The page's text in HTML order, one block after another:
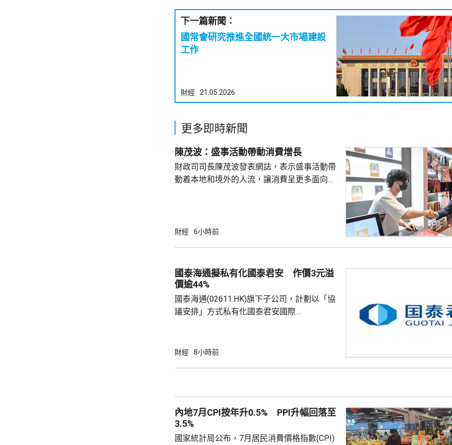
下一篇新聞：
國常會研究推進全國統一大市場建設
工作
財經 21.05.2026
更多即時新聞
陳茂波：盛事活動帶動消費增長
財政司司長陳茂波發表網誌，表示盛事活動帶
動着本地和境外的人流，讓消費呈更多面向的
億元，有啟德附近的食肆指期間的生意增長了
示，今年上半年，約有175萬旅客參與超過
130項盛事活動，為香港帶來約58億...
財經 6小時前
國泰海通擬私有化國泰君安 作價3元溢
價逾44%
國泰海通(02611.HK)旗下子公司，計劃以「協
議安排」方式私有化國泰君安國際
部剩餘普通股，以實現後者私有化退市。同
控持股約73.9%。按此計算，收購剩餘股權所
需對價約為75億港元...
財經 8小時前
內地7月CPI按年升0.5% PPI升幅回落至
3.5%
國家統計局公布，7月居民消費價格指數(CPI)